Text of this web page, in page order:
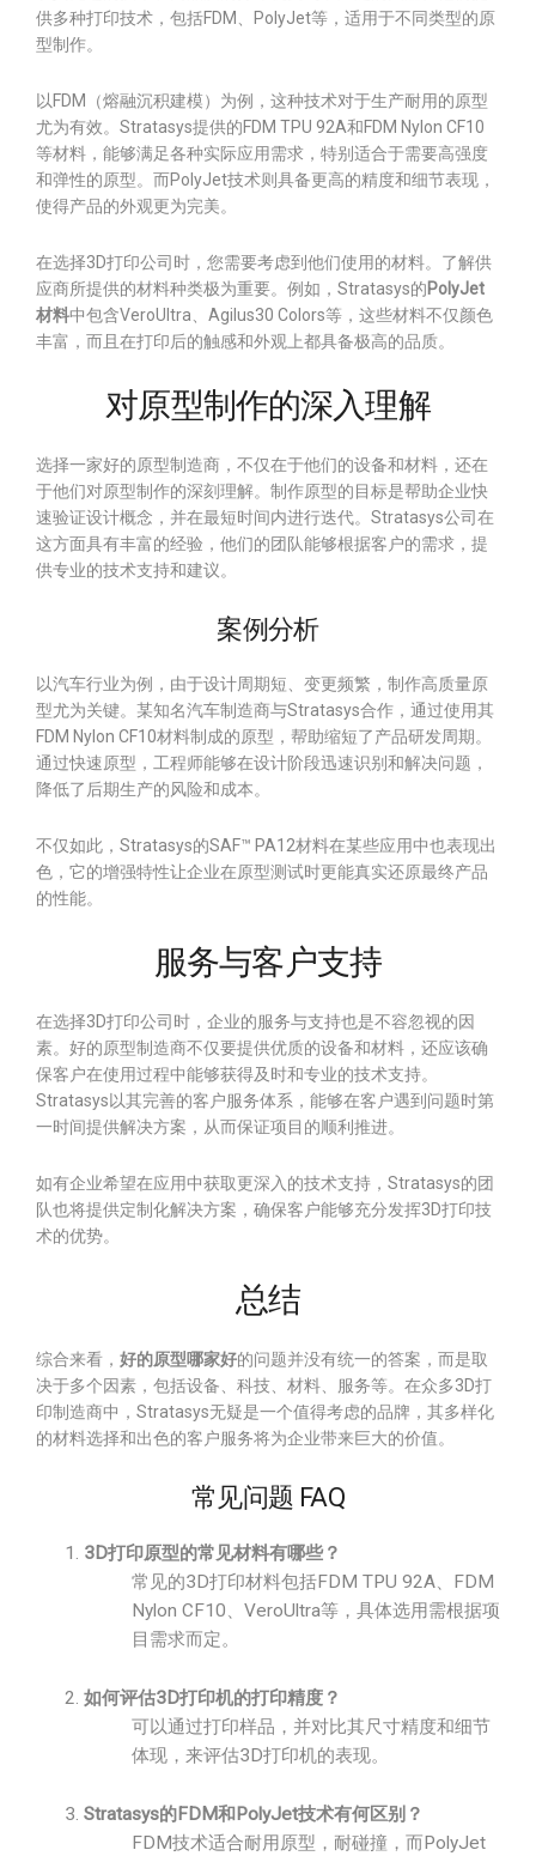
供多种打印技术，包括FDM、PolyJet等，适用于不同类型的原
型制作。
以FDM（熔融沉积建模）为例，这种技术对于生产耐用的原型
尤为有效。Stratasys提供的FDM TPU 92A和FDM Nylon CF10
等材料，能够满足各种实际应用需求，特别适合于需要高强度
和弹性的原型。而PolyJet技术则具备更高的精度和细节表现，
使得产品的外观更为完美。
在选择3D打印公司时，您需要考虑到他们使用的材料。了解供
应商所提供的材料种类极为重要。例如，Stratasys的PolyJet
材料中包含VeroUltra、Agilus30 Colors等，这些材料不仅颜色
丰富，而且在打印后的触感和外观上都具备极高的品质。
对原型制作的深入理解
选择一家好的原型制造商，不仅在于他们的设备和材料，还在
于他们对原型制作的深刻理解。制作原型的目标是帮助企业快
速验证设计概念，并在最短时间内进行迭代。Stratasys公司在
这方面具有丰富的经验，他们的团队能够根据客户的需求，提
供专业的技术支持和建议。
案例分析
以汽车行业为例，由于设计周期短、变更频繁，制作高质量原
型尤为关键。某知名汽车制造商与Stratasys合作，通过使用其
FDM Nylon CF10材料制成的原型，帮助缩短了产品研发周期。
通过快速原型，工程师能够在设计阶段迅速识别和解决问题，
降低了后期生产的风险和成本。
不仅如此，Stratasys的SAF™ PA12材料在某些应用中也表现出
色，它的增强特性让企业在原型测试时更能真实还原最终产品
的性能。
服务与客户支持
在选择3D打印公司时，企业的服务与支持也是不容忽视的因
素。好的原型制造商不仅要提供优质的设备和材料，还应该确
保客户在使用过程中能够获得及时和专业的技术支持。
Stratasys以其完善的客户服务体系，能够在客户遇到问题时第
一时间提供解决方案，从而保证项目的顺利推进。
如有企业希望在应用中获取更深入的技术支持，Stratasys的团
队也将提供定制化解决方案，确保客户能够充分发挥3D打印技
术的优势。
总结
综合来看， 好的原型哪家好的问题并没有统一的答案，而是取
决于多个因素，包括设备、科技、材料、服务等。在众多3D打
印制造商中，Stratasys无疑是一个值得考虑的品牌，其多样化
的材料选择和出色的客户服务将为企业带来巨大的价值。
常见问题 FAQ
3D打印原型的常见材料有哪些？
常见的3D打印材料包括FDM TPU 92A、FDM
Nylon CF10、VeroUltra等，具体选用需根据项
目需求而定。
如何评估3D打印机的打印精度？
可以通过打印样品，并对比其尺寸精度和细节
体现，来评估3D打印机的表现。
Stratasys的FDM和PolyJet技术有何区别？
FDM技术适合耐用原型，耐碰撞，而PolyJet